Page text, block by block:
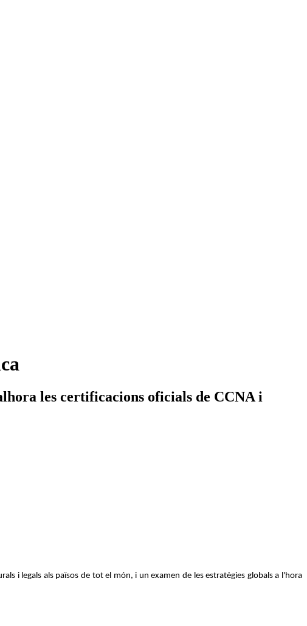
les certificacions oficials de CCNA i
i legals als països de tot el món, i un examen de les estratègies globals a l'hora